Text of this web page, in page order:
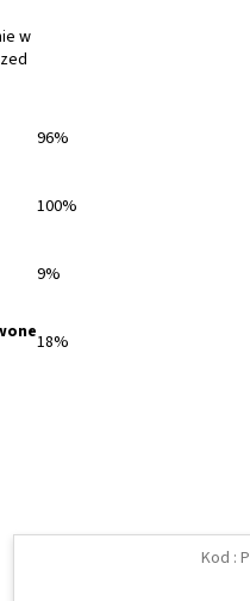
Kod :
w
96%
100%
9%
18%